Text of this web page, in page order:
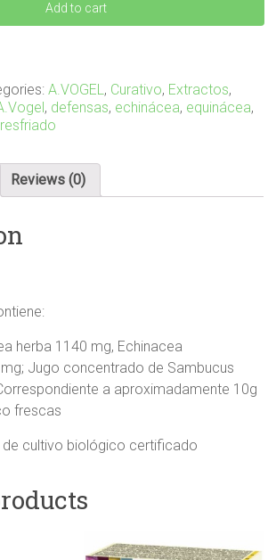
Add to cart
A.VOGEL, Curativo, Extractos,
, defensas, echinácea, equinácea,
resfriado
Reviews (0)
herba 1140 mg, Echinacea
Jugo concentrado de Sambucus
a aproximadamente 10g
frescas
cultivo biológico certificado